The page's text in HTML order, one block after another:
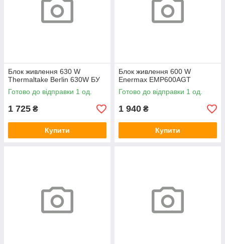
Блок живлення 630 W
Thermaltake Berlin 630W БУ
Готово до відправки 1 од.
1 725 ₴
Купити
Блок живлення 600 W
Enermax EMP600AGT
Готово до відправки 1 од.
1 940 ₴
Купити